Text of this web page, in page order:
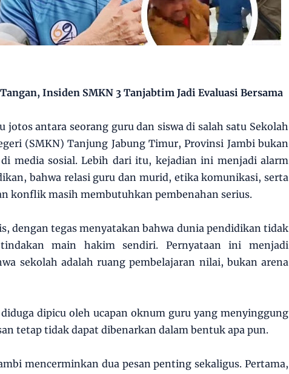
Insiden SMKN 3 Tanjabtim Jadi Evaluasi Bersama
jotos antara seorang guru dan siswa di salah satu Sekolah
(SMKN) Tanjung Jabung Timur, Provinsi Jambi bukan
media sosial. Lebih dari itu, kejadian ini menjadi alarm
bahwa relasi guru dan murid, etika komunikasi, serta
konflik masih membutuhkan pembenahan serius.
dengan tegas menyatakan bahwa dunia pendidikan tidak
main hakim sendiri. Pernyataan ini menjadi
sekolah adalah ruang pembelajaran nilai, bukan arena
dipicu oleh ucapan oknum guru yang menyinggung
tetap tidak dapat dibenarkan dalam bentuk apa pun.
mencerminkan dua pesan penting sekaligus. Pertama,